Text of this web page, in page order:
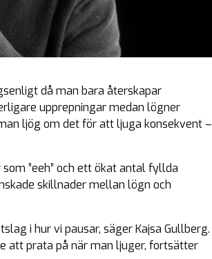
då man bara återskapar
upprepningar medan lögner
ljög om det för att ljuga konsekvent –
”eeh” och ett ökat antal fyllda
skillnader mellan lögn och
i hur vi pausar, säger Kajsa Gullberg.
att prata på när man ljuger, fortsätter